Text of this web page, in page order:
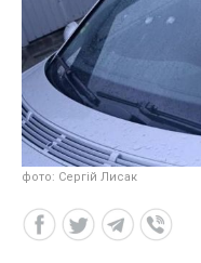
фото: Сергій Лисак